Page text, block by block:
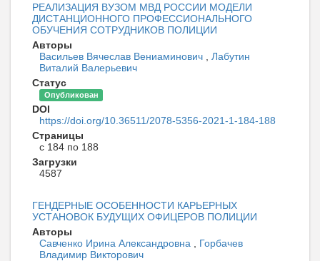
РЕАЛИЗАЦИЯ ВУЗОМ МВД РОССИИ МОДЕЛИ
ДИСТАНЦИОННОГО ПРОФЕССИОНАЛЬНОГО
ОБУЧЕНИЯ СОТРУДНИКОВ ПОЛИЦИИ
Авторы
Васильев Вячеслав Вениаминович
Лабутин
Виталий Валерьевич
Статус
Опубликован
DOI
https://doi.org/10.36511/2078-5356-2021-1-184-188
Страницы
с 184 по 188
Загрузки
4587
ГЕНДЕРНЫЕ ОСОБЕННОСТИ КАРЬЕРНЫХ
УСТАНОВОК БУДУЩИХ ОФИЦЕРОВ ПОЛИЦИИ
Авторы
Савченко Ирина Александровна
Горбачев
Владимир Викторович